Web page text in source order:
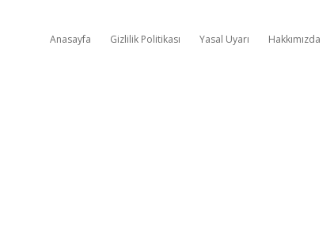
Anasayfa Gizlilik Politikası Yasal Uyarı Hakkımızda